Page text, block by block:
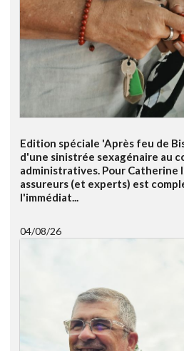
Edition spéciale 'Après feu de
d'une sinistrée sexagénaire au
administratives. Pour Catherine
assureurs (et experts) est
l'immédiat...
04/08/26